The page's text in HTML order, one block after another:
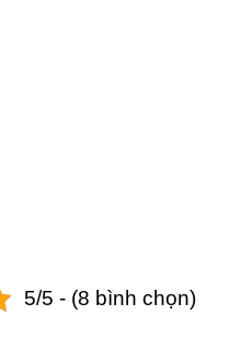
5/5 - (8 bình chọn)